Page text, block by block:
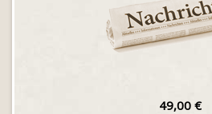
49,00 €